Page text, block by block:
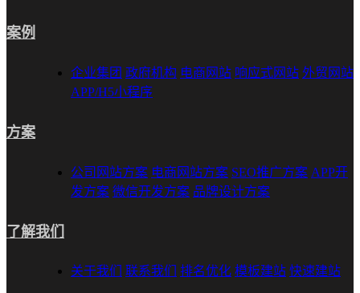
案例
企业集团 政府机构 电商网站 响应式网站 外贸网站
APP/H5小程序
方案
公司网站方案 电商网站方案 SEO推广方案 APP开
发方案 微信开发方案 品牌设计方案
了解我们
关于我们 联系我们 排名优化 模板建站 快速建站